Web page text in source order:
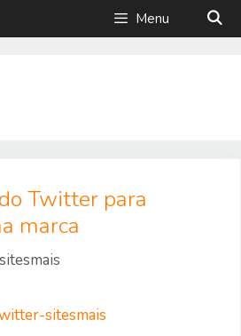
Menu
Twitter para
marca
sitesmais